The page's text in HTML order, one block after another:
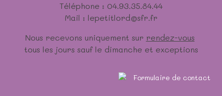
Téléphone : 04.93.35.84.44
Mail : lepetitlord@sfr.fr
Nous recevons uniquement sur rendez-vous
tous les jours sauf le dimanche et exceptions